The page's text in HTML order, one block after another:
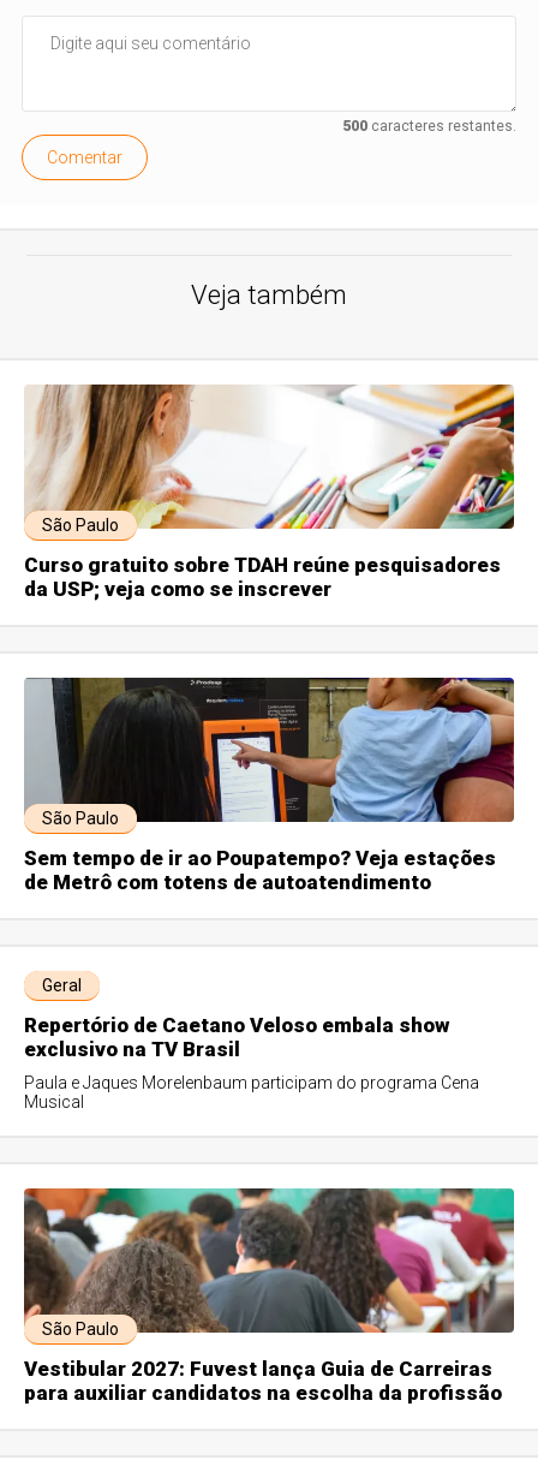
500caracteres restantes.
Comentar
Veja também
São Paulo
Curso gratuito sobre TDAH reúne pesquisadores
da USP; veja como se inscrever
São Paulo
Sem tempo de ir ao Poupatempo? Veja estações
de Metrô com totens de autoatendimento
Geral
Repertório de Caetano Veloso embala show
exclusivo na TV Brasil
Paula e Jaques Morelenbaum participam do programa Cena
Musical
São Paulo
Vestibular 2027: Fuvest lança Guia de Carreiras
para auxiliar candidatos na escolha da profissão